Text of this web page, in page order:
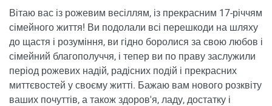
Вітаю вас із рожевим весіллям, із прекрасним 17-річчям
сімейного життя! Ви подолали всі перешкоди на шляху
до щастя і розуміння, ви гідно боролися за свою любов і
сімейний благополуччя, і тепер ви по праву заслужили
період рожевих надій, радісних подій і прекрасних
миттєвостей у своєму житті. Бажаю вам нового розквіту
ваших почуттів, а також здоров'я, ладу, достатку і